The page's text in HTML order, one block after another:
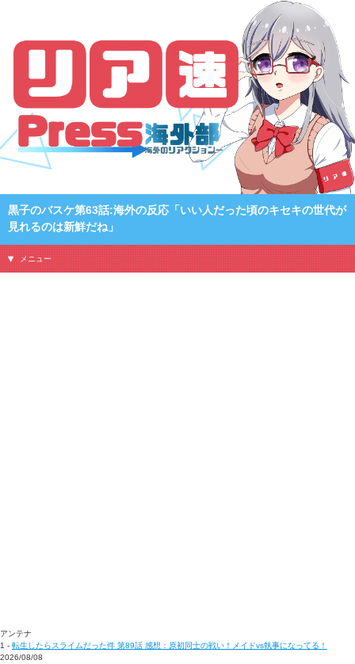
黒子のバスケ第63話:海外の反応「いい人だった頃のキセキの世代が
見れるのは新鮮だね」
メニュー
アンテナ
1 - 転生したらスライムだった件 第89話 感想：原初同士の戦い！メイドvs執事になってる！
2026/08/08